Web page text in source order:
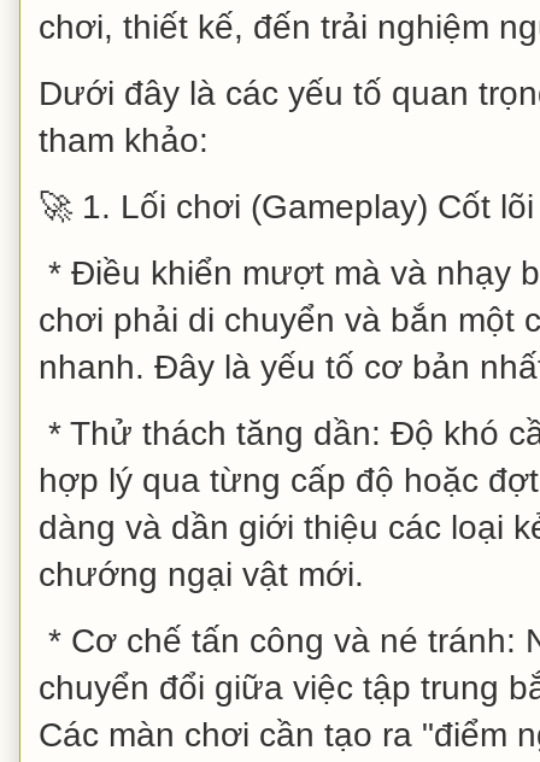
chơi, thiết kế, đến trải nghiệm
Dưới đây là các yếu tố quan
tham khảo:
🚀 1. Lối chơi (Gameplay) Cốt lõi
* Điều khiển mượt mà và nhạy
chơi phải di chuyển và bắn một
nhanh. Đây là yếu tố cơ bản
* Thử thách tăng dần: Độ khó
hợp lý qua từng cấp độ hoặc
dàng và dần giới thiệu các loại
chướng ngại vật mới.
* Cơ chế tấn công và né tránh:
chuyển đổi giữa việc tập trung
Các màn chơi cần tạo ra "điểm